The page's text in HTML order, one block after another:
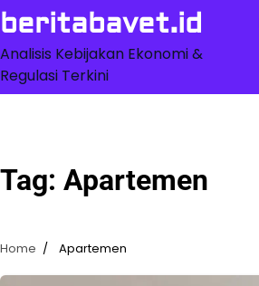
Skip
to
content
beritabavet.id
Analisis Kebijakan Ekonomi &
Regulasi Terkini
Tag: Apartemen
Home Apartemen